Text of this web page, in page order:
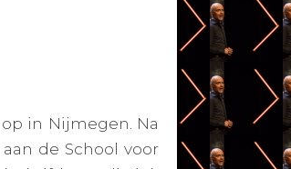
in Nijmegen. Na
de School voor